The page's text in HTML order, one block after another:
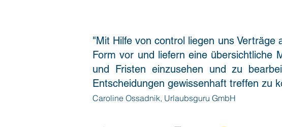
"Mit Hilfe von control liegen uns
Form vor und liefern eine übersichtliche
und Fristen einzusehen und zu
Entscheidungen gewissenhaft treffen zu
Caroline Ossadnik, Urlaubsguru GmbH